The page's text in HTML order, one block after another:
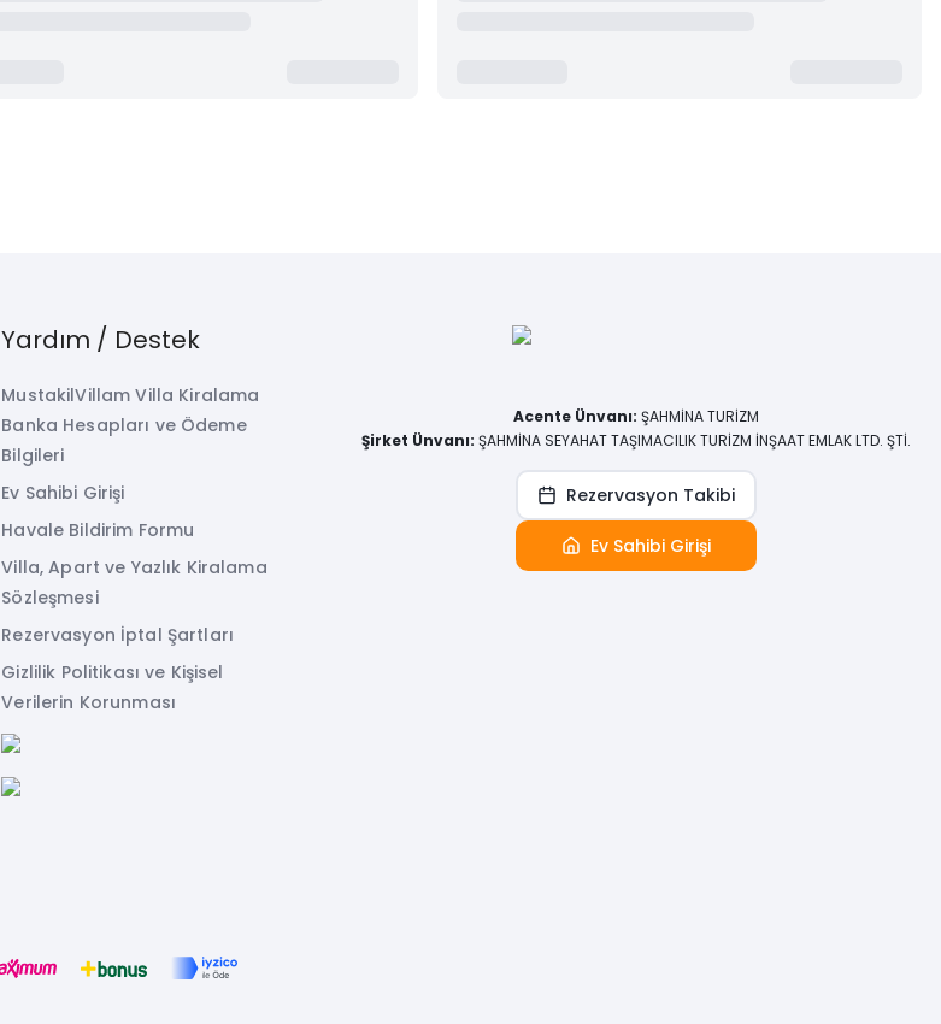
Yardım / Destek
MustakilVillam Villa Kiralama
Banka Hesapları ve Ödeme
Bilgileri
Ev Sahibi Girişi
Havale Bildirim Formu
Villa, Apart ve Yazlık Kiralama
Sözleşmesi
Rezervasyon İptal Şartları
Gizlilik Politikası ve Kişisel
Verilerin Korunması
Acente Ünvanı: ŞAHMİNA TURİZM
Şirket Ünvanı: ŞAHMİNA SEYAHAT TAŞIMACILIK TURİZM İNŞAAT EMLAK LTD. ŞTİ.
Rezervasyon Takibi
Ev Sahibi Girişi